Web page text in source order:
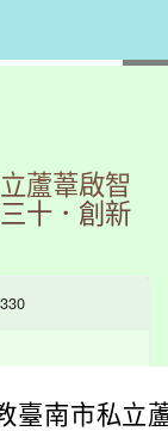
蘆葦啟智
十．創新
臺南市私立